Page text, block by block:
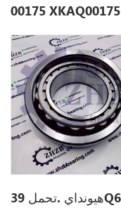
00175 XKAQ00175 ل
هيونداي .تحمل 39Q6-